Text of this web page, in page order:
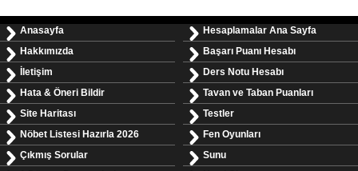
Anasayfa
Hakkımızda
İletişim
Hata & Öneri Bildir
Site Haritası
Nöbet Listesi Hazırla 2026
Çıkmış Sorular
Hesaplamalar Ana Sayfa
Başarı Puanı Hesabı
Ders Notu Hesabı
Tavan ve Taban Puanları
Testler
Fen Oyunları
Sunu